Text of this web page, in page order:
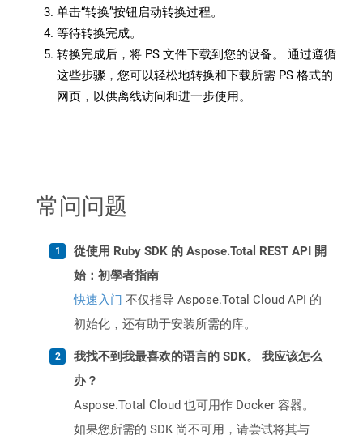
单击“转换”按钮启动转换过程。
等待转换完成。
转换完成后，将 PS 文件下载到您的设备。 通过遵循
这些步骤，您可以轻松地转换和下载所需 PS 格式的
网页，以供离线访问和进一步使用。
常问问题
從使用 Ruby SDK 的 Aspose.Total REST API 開
始：初學者指南
快速入门 不仅指导 Aspose.Total Cloud API 的
初始化，还有助于安装所需的库。
我找不到我最喜欢的语言的 SDK。 我应该怎么
办？
Aspose.Total Cloud 也可用作 Docker 容器。
如果您所需的 SDK 尚不可用，请尝试将其与